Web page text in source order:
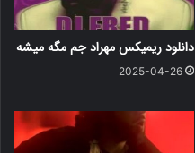
دانلود ریمیکس مهراد جم مگه میشه
2025-04-26